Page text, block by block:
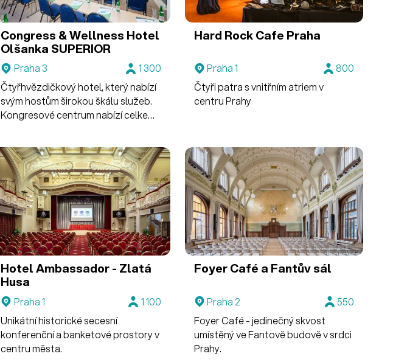
Congress & Wellness Hotel
Olšanka SUPERIOR
Praha 3
1 300
Čtyřhvězdičkový hotel, který nabízí
svým hostům širokou škálu služeb.
Kongresové centrum nabízí celkem
Hard Rock Cafe Praha
Praha 1
800
Čtyři patra s vnitřním atriem v
centru Prahy
Hotel Ambassador - Zlatá
Husa
Praha 1
1 100
Unikátní historické secesní
konferenční a banketové prostory v
centru města.
Foyer Café a Fantův sál
Praha 2
550
Foyer Café - jedinečný skvost
umístěný ve Fantově budově v srdci
Prahy.